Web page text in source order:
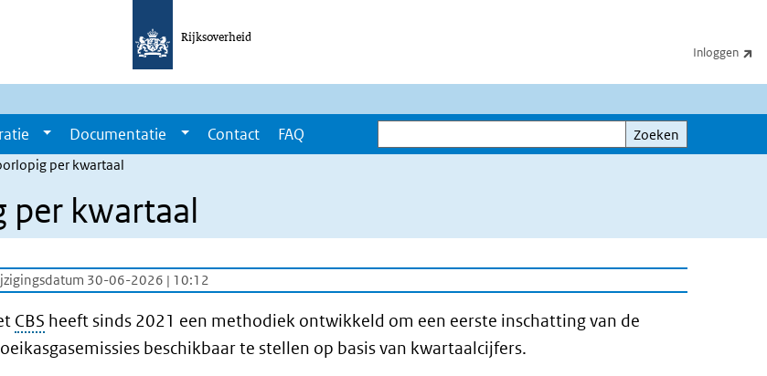
Rijksoverheid
Inloggen
Documentatie Contact FAQ
Zoeken
Zoeken
per kwartaal
per kwartaal
30-06-2026 | 10:12
CBS heeft sinds 2021 een methodiek ontwikkeld om een eerste inschatting van de
beschikbaar te stellen op basis van kwartaalcijfers.